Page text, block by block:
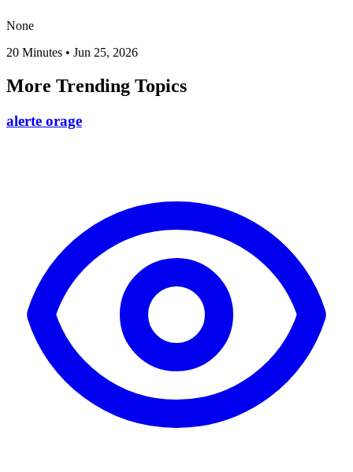
None
20 Minutes • Jun 25, 2026
More Trending Topics
alerte orage